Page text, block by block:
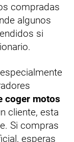
compradas
algunos
si
coger motos
cliente, esta
Si compras
esperas